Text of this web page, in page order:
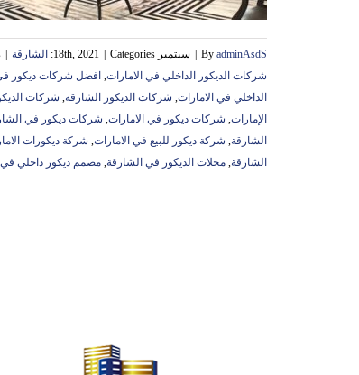
By adminAsdS سبتمبر 18th, 2021 Categories: الشارقة
شركات الديكور الداخلي في الامارات, افضل شركات ديكور
الداخلي في الامارات, شركات الديكور الشارقة, شركات
الإمارات, شركات ديكور في الامارات, شركات ديكور في
الشارقة, شركة ديكور للبيع في الامارات, شركة ديكورات
الشارقة, محلات الديكور في الشارقة, مصمم ديكور داخلي في